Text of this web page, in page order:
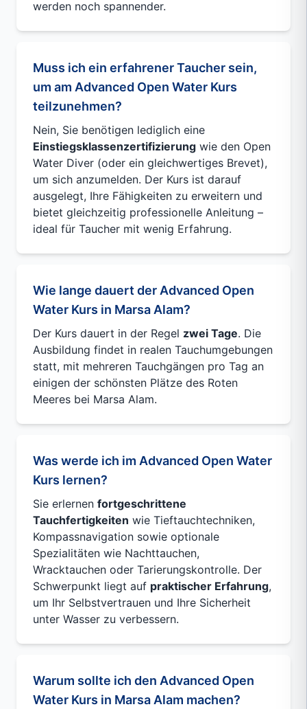
werden noch spannender.
Muss ich ein erfahrener Taucher sein,
um am Advanced Open Water Kurs
teilzunehmen?
Nein, Sie benötigen lediglich eine
Einstiegsklassenzertifizierung wie den Open
Water Diver (oder ein gleichwertiges Brevet),
um sich anzumelden. Der Kurs ist darauf
ausgelegt, Ihre Fähigkeiten zu erweitern und
bietet gleichzeitig professionelle Anleitung –
ideal für Taucher mit wenig Erfahrung.
Wie lange dauert der Advanced Open
Water Kurs in Marsa Alam?
Der Kurs dauert in der Regel zwei Tage. Die
Ausbildung findet in realen Tauchumgebungen
statt, mit mehreren Tauchgängen pro Tag an
einigen der schönsten Plätze des Roten
Meeres bei Marsa Alam.
Was werde ich im Advanced Open Water
Kurs lernen?
Sie erlernen fortgeschrittene
Tauchfertigkeiten wie Tieftauchtechniken,
Kompassnavigation sowie optionale
Spezialitäten wie Nachttauchen,
Wracktauchen oder Tarierungskontrolle. Der
Schwerpunkt liegt auf praktischer Erfahrung,
um Ihr Selbstvertrauen und Ihre Sicherheit
unter Wasser zu verbessern.
Warum sollte ich den Advanced Open
Water Kurs in Marsa Alam machen?